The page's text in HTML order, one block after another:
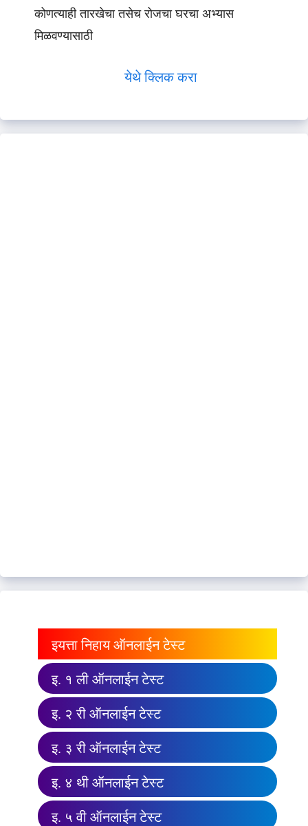
कोणत्याही तारखेचा तसेच रोजचा घरचा अभ्यास
मिळवण्यासाठी
येथे क्लिक करा
इयत्ता निहाय ऑनलाईन टेस्ट
इ. १ ली ऑनलाईन टेस्ट
इ. २ री ऑनलाईन टेस्ट
इ. ३ री ऑनलाईन टेस्ट
इ. ४ थी ऑनलाईन टेस्ट
इ. ५ वी ऑनलाईन टेस्ट